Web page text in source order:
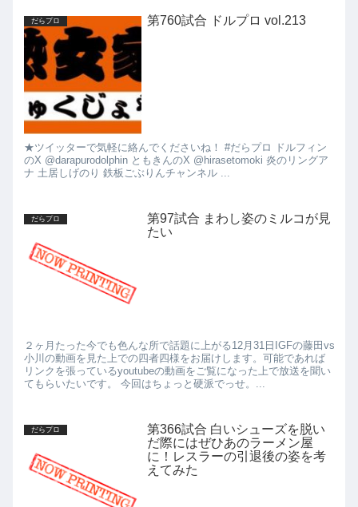
だらプロ 第760試合 ドルプロ vol.213
★ツイッターで気軽に絡んでくださいね！ #だらプロ ドルフィン
のX @darapurodolphin ともきんのX @hirasetomoki 炎のリングア
ナ 土居しげのり 鉄板ごぶりんチャンネル ...
だらプロ
第97試合 まわし姿のミルコが見
たい
２ヶ月たった今でも色んな所で話題に上がる12月31日IGFの藤田vs
小川の動画を見た上での四者四様をお届けします。可能であれば
リンクを張っているyoutubeの動画をご覧になった上で放送を聞い
てもらいたいです。 今回はちょっと硬派でっせ。...
だらプロ
第366試合 白いシューズを脱い
だ際にはぜひあのラーメン屋
に！レスラーの引退後の姿を考
えてみた